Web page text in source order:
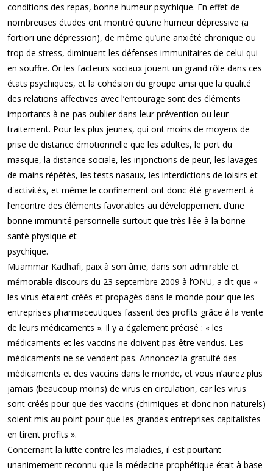
conditions des repas, bonne humeur psychique. En effet de
nombreuses études ont montré qu’une humeur dépressive (a
fortiori une dépression), de même qu’une anxiété chronique ou
trop de stress, diminuent les défenses immunitaires de celui qui
en souffre. Or les facteurs sociaux jouent un grand rôle dans ces
états psychiques, et la cohésion du groupe ainsi que la qualité
des relations affectives avec l’entourage sont des éléments
importants à ne pas oublier dans leur prévention ou leur
traitement. Pour les plus jeunes, qui ont moins de moyens de
prise de distance émotionnelle que les adultes, le port du
masque, la distance sociale, les injonctions de peur, les lavages
de mains répétés, les tests nasaux, les interdictions de loisirs et
d'activités, et même le confinement ont donc été gravement à
l’encontre des éléments favorables au développement d’une
bonne immunité personnelle surtout que très liée à la bonne
santé physique et
psychique.
Muammar Kadhafi, paix à son âme, dans son admirable et
mémorable discours du 23 septembre 2009 à l’ONU, a dit que «
les virus étaient créés et propagés dans le monde pour que les
entreprises pharmaceutiques fassent des profits grâce à la vente
de leurs médicaments ». Il y a également précisé : « les
médicaments et les vaccins ne doivent pas être vendus. Les
médicaments ne se vendent pas. Annoncez la gratuité des
médicaments et des vaccins dans le monde, et vous n’aurez plus
jamais (beaucoup moins) de virus en circulation, car les virus
sont créés pour que des vaccins (chimiques et donc non naturels)
soient mis au point pour que les grandes entreprises capitalistes
en tirent profits ».
Concernant la lutte contre les maladies, il est pourtant
unanimement reconnu que la médecine prophétique était à base